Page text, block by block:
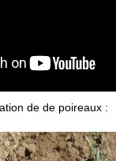
de de poireaux :